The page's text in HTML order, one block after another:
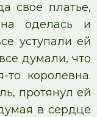
свое платье,
оделась и
уступали ей
думали, что
то королевна.
протянул ей
в сердце